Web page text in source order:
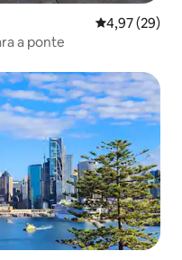
4,97 de uma
4,97 (29)
a ponte